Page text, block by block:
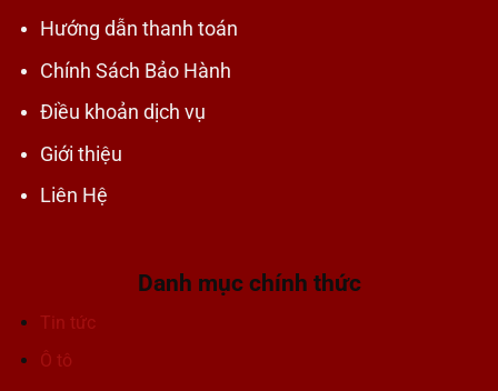
Hướng dẫn thanh toán
Chính Sách Bảo Hành
Điều khoản dịch vụ
Giới thiệu
Liên Hệ
Danh mục chính thức
Tin tức
Ô tô